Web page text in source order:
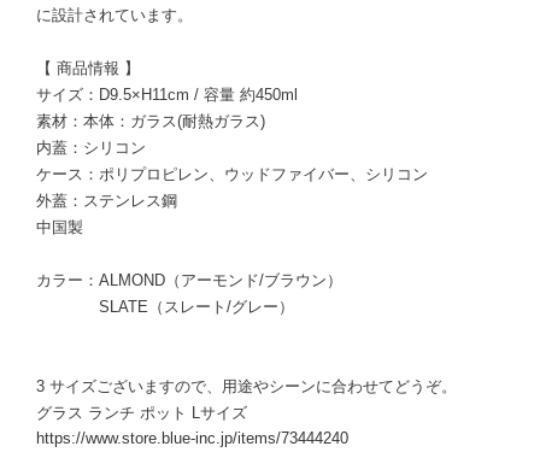
に設計されています。
【 商品情報 】
サイズ：D9.5×H11cm / 容量 約450ml
素材：本体：ガラス(耐熱ガラス)
内蓋：シリコン
ケース：ポリプロピレン、ウッドファイバー、シリコン
外蓋：ステンレス鋼
中国製
カラー：ALMOND（アーモンド/ブラウン）
SLATE（スレート/グレー）
3 サイズございますので、用途やシーンに合わせてどうぞ。
グラス ランチ ポット Lサイズ
https://www.store.blue-inc.jp/items/73444240